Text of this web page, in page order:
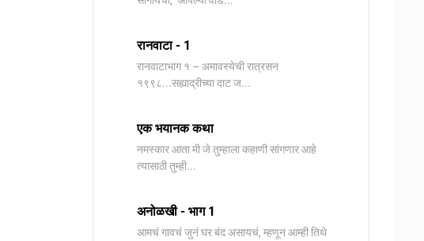
रानवाटा - 1
रानवाटाभाग १ – अमावस्येची रात्रसन
१९९८...सह्याद्रीच्या दाट ज...
एक भयानक कथा
नमस्कार आता मी जे तुम्हाला कहाणी सांगणार आहे
त्यासाठी तुम्ही...
अनोळखी - भाग 1
आमचं गावचं जुनं घर बंद असायचं, म्हणून आम्ही तिथे